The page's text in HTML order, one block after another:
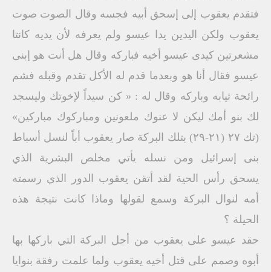
فتقدم يعقوب إلى إسحق أبيه فجسه وقال الصوت صوت
يعقوب ولكن اليدين يدا عيسو ولم يعرفه لأن يديه كانتا
مشعرتين كيدى عيسو أخيه فباركه وقال هل أنت هو إبنى
عيسو فقال أنا هو وبعدما قدم له الأكل تقدم وقبله فشم
رائحة ثيابه وباركه وقال له : « كن سيداً لإخوتك وليسجد
لك بنو أمك ليكن لا عنوك ملعونين ومباركوك مباركين»
(تك ۲۷ (۲۱-۲۹) بتلك البركة صار يعقوب أباً لنسل أسباط
بنى إسرائيل ومن نسله يأتي مخلص البشرية الذي
يسحق رأس الحية لقد أتقن يعقوب الدور الذي رسمته
أمه لنوال البركة وسمع لقولها وماذا كانت نتيجة هذه
الحيلة ؟
حقد عيسو على يعقوب من أجل البركة التي باركها بها
أبوه وصمم على قتل أخيه يعقوب ولما علمت رفقة بنوايا